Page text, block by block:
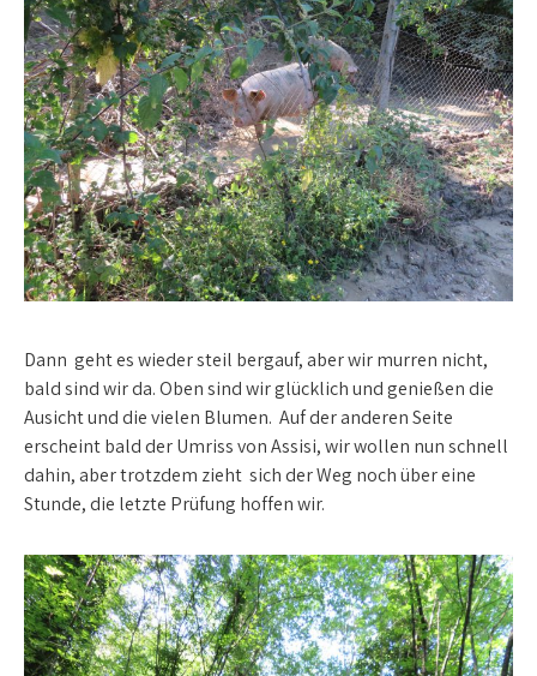
Dann geht es wieder steil bergauf, aber wir murren nicht,
bald sind wir da. Oben sind wir glücklich und genießen die
Ausicht und die vielen Blumen. Auf der anderen Seite
erscheint bald der Umriss von Assisi, wir wollen nun schnell
dahin, aber trotzdem zieht sich der Weg noch über eine
Stunde, die letzte Prüfung hoffen wir.